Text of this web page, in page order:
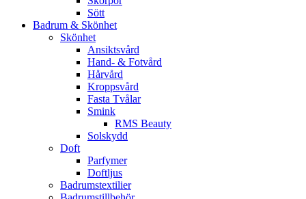
Sött
Badrum & Skönhet
Skönhet
Ansiktsvård
Hand- & Fotvård
Hårvård
Kroppsvård
Fasta Tvålar
Smink
RMS Beauty
Solskydd
Doft
Parfymer
Doftljus
Badrumstextilier